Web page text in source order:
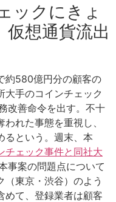
ックにきょ
仮想通貨流出
約580億円分の顧客の
大手のコインチェック
改善命令を出す。不十
れた事態を重視し、
るという。週末、本
チェック事件と同社大
事案の問題点について
東京・渋谷）のよう
めて、登録業者は顧客